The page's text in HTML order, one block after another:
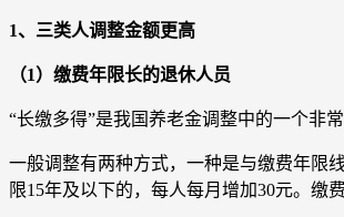
1、三类人调整金额更高
（1）缴费年限长的退休人员
“长缴多得”是我国养老金调整中的一个非
一般调整有两种方式，一种是与缴费年限
限15年及以下的，每人每月增加30元。缴